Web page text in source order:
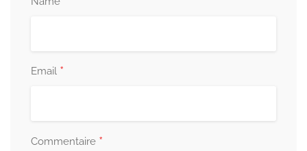
Email *
Commentaire *